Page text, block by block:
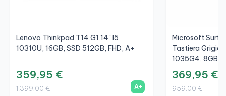
Lenovo Thinkpad T14 G1 14" I5
10310U, 16GB, SSD 512GB, FHD, A+
359,95 €
1.399,00 € A+
Microsoft
Tastiera
1035G4, 8GB,
369,95 €
959,00 €